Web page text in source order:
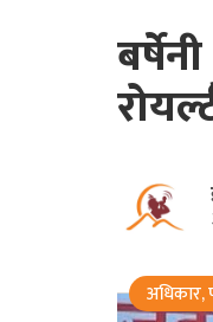
अधिकार,